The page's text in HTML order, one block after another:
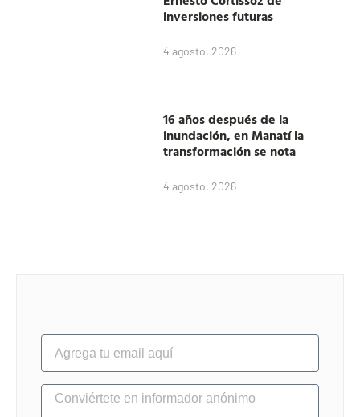
inversiones futuras
4 agosto, 2026
16 años después de la
inundación, en Manatí la
transformación se nota
4 agosto, 2026